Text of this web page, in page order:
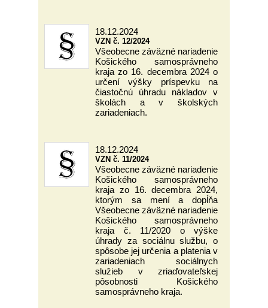
18.12.2024
VZN č. 12/2024
Všeobecne záväzné nariadenie
Košického samosprávneho
kraja zo 16. decembra 2024 o
určení výšky príspevku na
čiastočnú úhradu nákladov v
školách a v školských
zariadeniach.
18.12.2024
VZN č. 11/2024
Všeobecne záväzné nariadenie
Košického samosprávneho
kraja zo 16. decembra 2024,
ktorým sa mení a dopĺňa
Všeobecne záväzné nariadenie
Košického samosprávneho
kraja č. 11/2020 o výške
úhrady za sociálnu službu, o
spôsobe jej určenia a platenia v
zariadeniach sociálnych
služieb v zriaďovateľskej
pôsobnosti Košického
samosprávneho kraja.